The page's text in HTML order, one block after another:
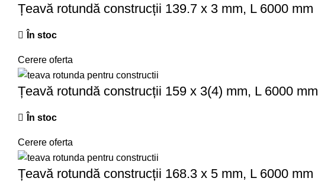
Țeavă rotundă construcții 139.7 x 3 mm, L 6000 mm
În stoc
Cerere oferta
Țeavă rotundă construcții 159 x 3(4) mm, L 6000 mm
În stoc
Cerere oferta
Țeavă rotundă construcții 168.3 x 5 mm, L 6000 mm